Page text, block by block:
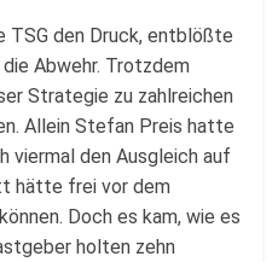
TSG den Druck, entblößte
Abwehr. Trotzdem
Strategie zu zahlreichen
Allein Stefan Preis hatte
viermal den Ausgleich auf
hätte frei vor dem
Doch es kam, wie es
holten zehn